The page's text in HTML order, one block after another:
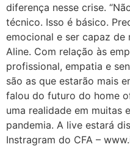
diferença nesse crise.
técnico. Isso é básico.
emocional e ser capaz de
Aline. Com relação às
profissional, empatia e
são as que estarão mais
falou do futuro do home
uma realidade em muitas
pandemia. A live estará
Instragram do CFA –